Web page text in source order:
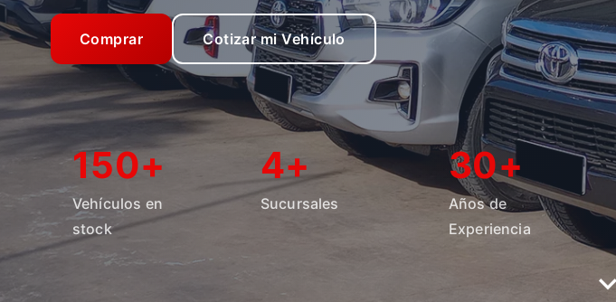
Comprar Cotizar mi Vehículo
150+
Vehículos en
stock
4+
Sucursales
30+
Años de
Experiencia